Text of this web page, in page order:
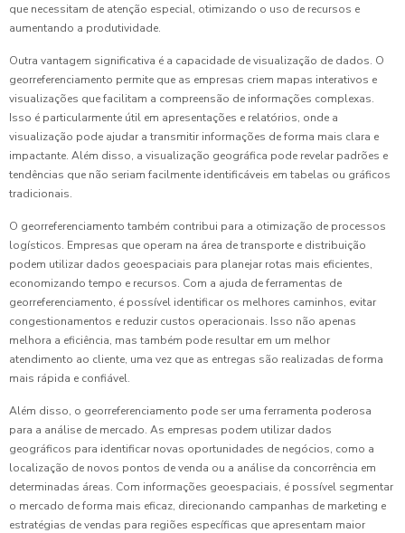
que necessitam de atenção especial, otimizando o uso de recursos e
aumentando a produtividade.
Outra vantagem significativa é a capacidade de visualização de dados. O
georreferenciamento permite que as empresas criem mapas interativos e
visualizações que facilitam a compreensão de informações complexas.
Isso é particularmente útil em apresentações e relatórios, onde a
visualização pode ajudar a transmitir informações de forma mais clara e
impactante. Além disso, a visualização geográfica pode revelar padrões e
tendências que não seriam facilmente identificáveis em tabelas ou gráficos
tradicionais.
O georreferenciamento também contribui para a otimização de processos
logísticos. Empresas que operam na área de transporte e distribuição
podem utilizar dados geoespaciais para planejar rotas mais eficientes,
economizando tempo e recursos. Com a ajuda de ferramentas de
georreferenciamento, é possível identificar os melhores caminhos, evitar
congestionamentos e reduzir custos operacionais. Isso não apenas
melhora a eficiência, mas também pode resultar em um melhor
atendimento ao cliente, uma vez que as entregas são realizadas de forma
mais rápida e confiável.
Além disso, o georreferenciamento pode ser uma ferramenta poderosa
para a análise de mercado. As empresas podem utilizar dados
geográficos para identificar novas oportunidades de negócios, como a
localização de novos pontos de venda ou a análise da concorrência em
determinadas áreas. Com informações geoespaciais, é possível segmentar
o mercado de forma mais eficaz, direcionando campanhas de marketing e
estratégias de vendas para regiões específicas que apresentam maior